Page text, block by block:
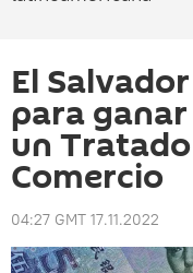
El
para
un
Comercio
04:27 GMT 17.11.2022